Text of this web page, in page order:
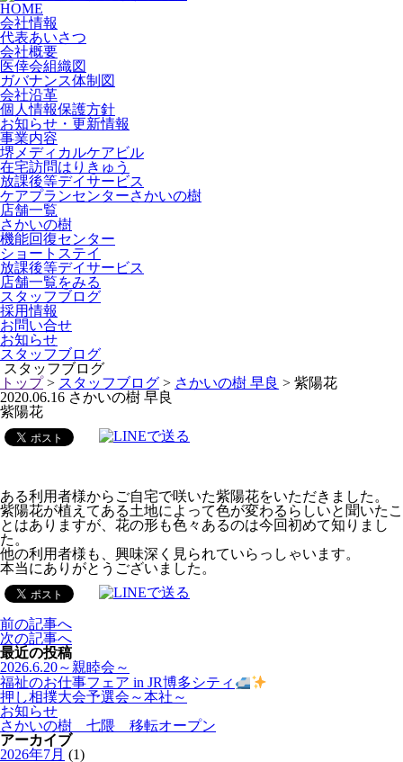
HOME
会社情報
代表あいさつ
会社概要
医倖会組織図
ガバナンス体制図
会社沿革
個人情報保護方針
お知らせ・更新情報
事業内容
堺メディカルケアビル
在宅訪問はりきゅう
放課後等デイサービス
ケアプランセンターさかいの樹
店舗一覧
さかいの樹
機能回復センター
ショートステイ
放課後等デイサービス
店舗一覧をみる
スタッフブログ
採用情報
お問い合せ
お知らせ
スタッフブログ
スタッフブログ
トップ> スタッフブログ > さかいの樹 早良 > 紫陽花
2020.06.16 さかいの樹 早良
紫陽花
ある利用者様からご自宅で咲いた紫陽花をいただきました。
紫陽花が植えてある土地によって色が変わるらしいと聞いたこ
とはありますが、花の形も色々あるのは今回初めて知りまし
た。
他の利用者様も、興味深く見られていらっしゃいます。
本当にありがとうございました。
前の記事へ
次の記事へ
最近の投稿
2026.6.20～親睦会～
福祉のお仕事フェア in JR博多シティ
押し相撲大会予選会～本社～
お知らせ
さかいの樹 七隈 移転オープン
アーカイブ
2026年7月 (1)